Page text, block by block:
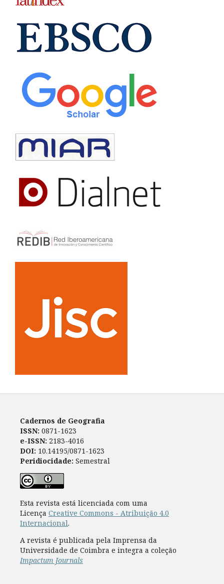
Cadernos de Geografia
ISSN: 0871-1623
e-ISSN: 2183-4016
DOI: 10.14195/0871-1623
Peridiocidade: Semestral
Esta revista está licenciada com uma
Licença Creative Commons - Atribuição 4.0
Internacional.
A revista é publicada pela Imprensa da
Universidade de Coimbra e integra a coleção
Impactum Journals